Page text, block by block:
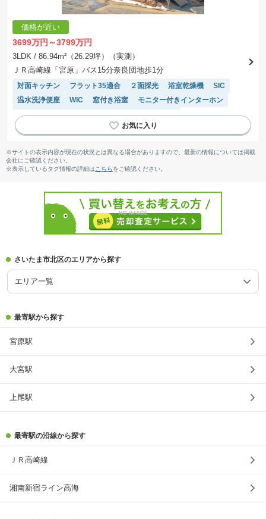
価格が近い
3699万円～3799万円
3LDK / 86.94m²（26.29坪）（実測）
ＪＲ高崎線「宮原」バス15分奈良団地歩1分
対面キッチン フラット35適合 ２面採光 浴室乾燥機
SIC
温水洗浄便座
WIC 窓付き浴室
モニター付きインターホン
陽当り良好
トイレ2個以上 システムキッチン
※サイトの表示内容が現在の状況とは異なる場合がありますので、最新の情報については掲載
会社にご確認ください。
※表示しているタグ情報の詳細は こちらをご確認ください。
さいたま市北区のエリアから探す
エリア一覧
最寄駅から探す
宮原駅
大宮駅
上尾駅
最寄駅の沿線から探す
ＪＲ高崎線
湘南新宿ライン高海